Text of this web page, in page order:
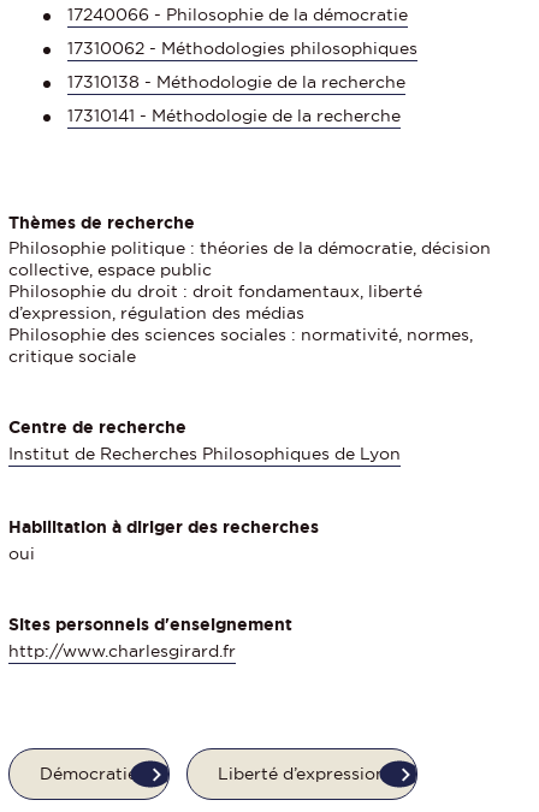
17240066 - Philosophie de la démocratie
17310062 - Méthodologies philosophiques
17310138 - Méthodologie de la recherche
17310141 - Méthodologie de la recherche
Thèmes de recherche
Philosophie politique : théories de la démocratie, décision
collective, espace public
Philosophie du droit : droit fondamentaux, liberté
d’expression, régulation des médias
Philosophie des sciences sociales : normativité, normes,
critique sociale
Centre de recherche
Institut de Recherches Philosophiques de Lyon
Habilitation à diriger des recherches
oui
Sites personnels d'enseignement
http://www.charlesgirard.fr
Démocratie Liberté d’expression